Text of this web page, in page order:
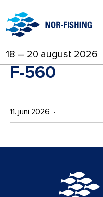
18 – 20 august 2026
F-560
11. juni 2026 ·